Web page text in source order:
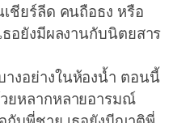
เชียร์ลีด คนถือธง หรือ
ธอยังมีผลงานกับนิตยสาร
างอย่างในห้องน้ำ ตอนนี้
ยหลากหลายอารมณ์